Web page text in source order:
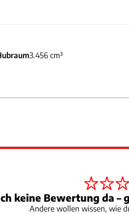
3.456 cm³
keine Bewertung da –
Andere wollen wissen, wie